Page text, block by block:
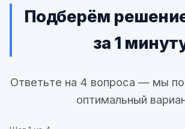
Подберём
за 1
Ответьте на 4 вопроса — мы
оптимальный